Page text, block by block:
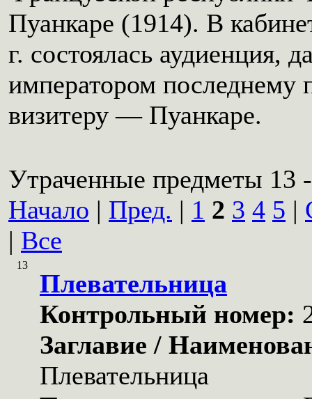
Пуанкаре (1914). В
г. состоялась аудиенция,
императором последнему
визитеру — Пуанкаре.
Утраченные предметы 13
Начало | Пред. | 1 2 3 4 5 |
| Все
13
Плевательница
Контрольный номер:
Заглавие /
Плевательница